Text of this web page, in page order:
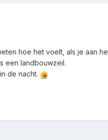
hoe het voelt, als je aan
een landbouwzeil.
de nacht.